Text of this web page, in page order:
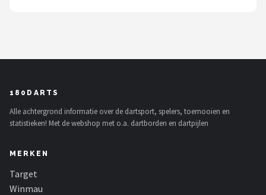
ABC Darts
Mission
Harrows
KOTO
180DARTS
Alle achtergrond informatie over de dartsport, spelers, toernooien en
statistieken! Met de webshop met o.a. dartborden en dartpijlen
MERKEN
Target
Winmau